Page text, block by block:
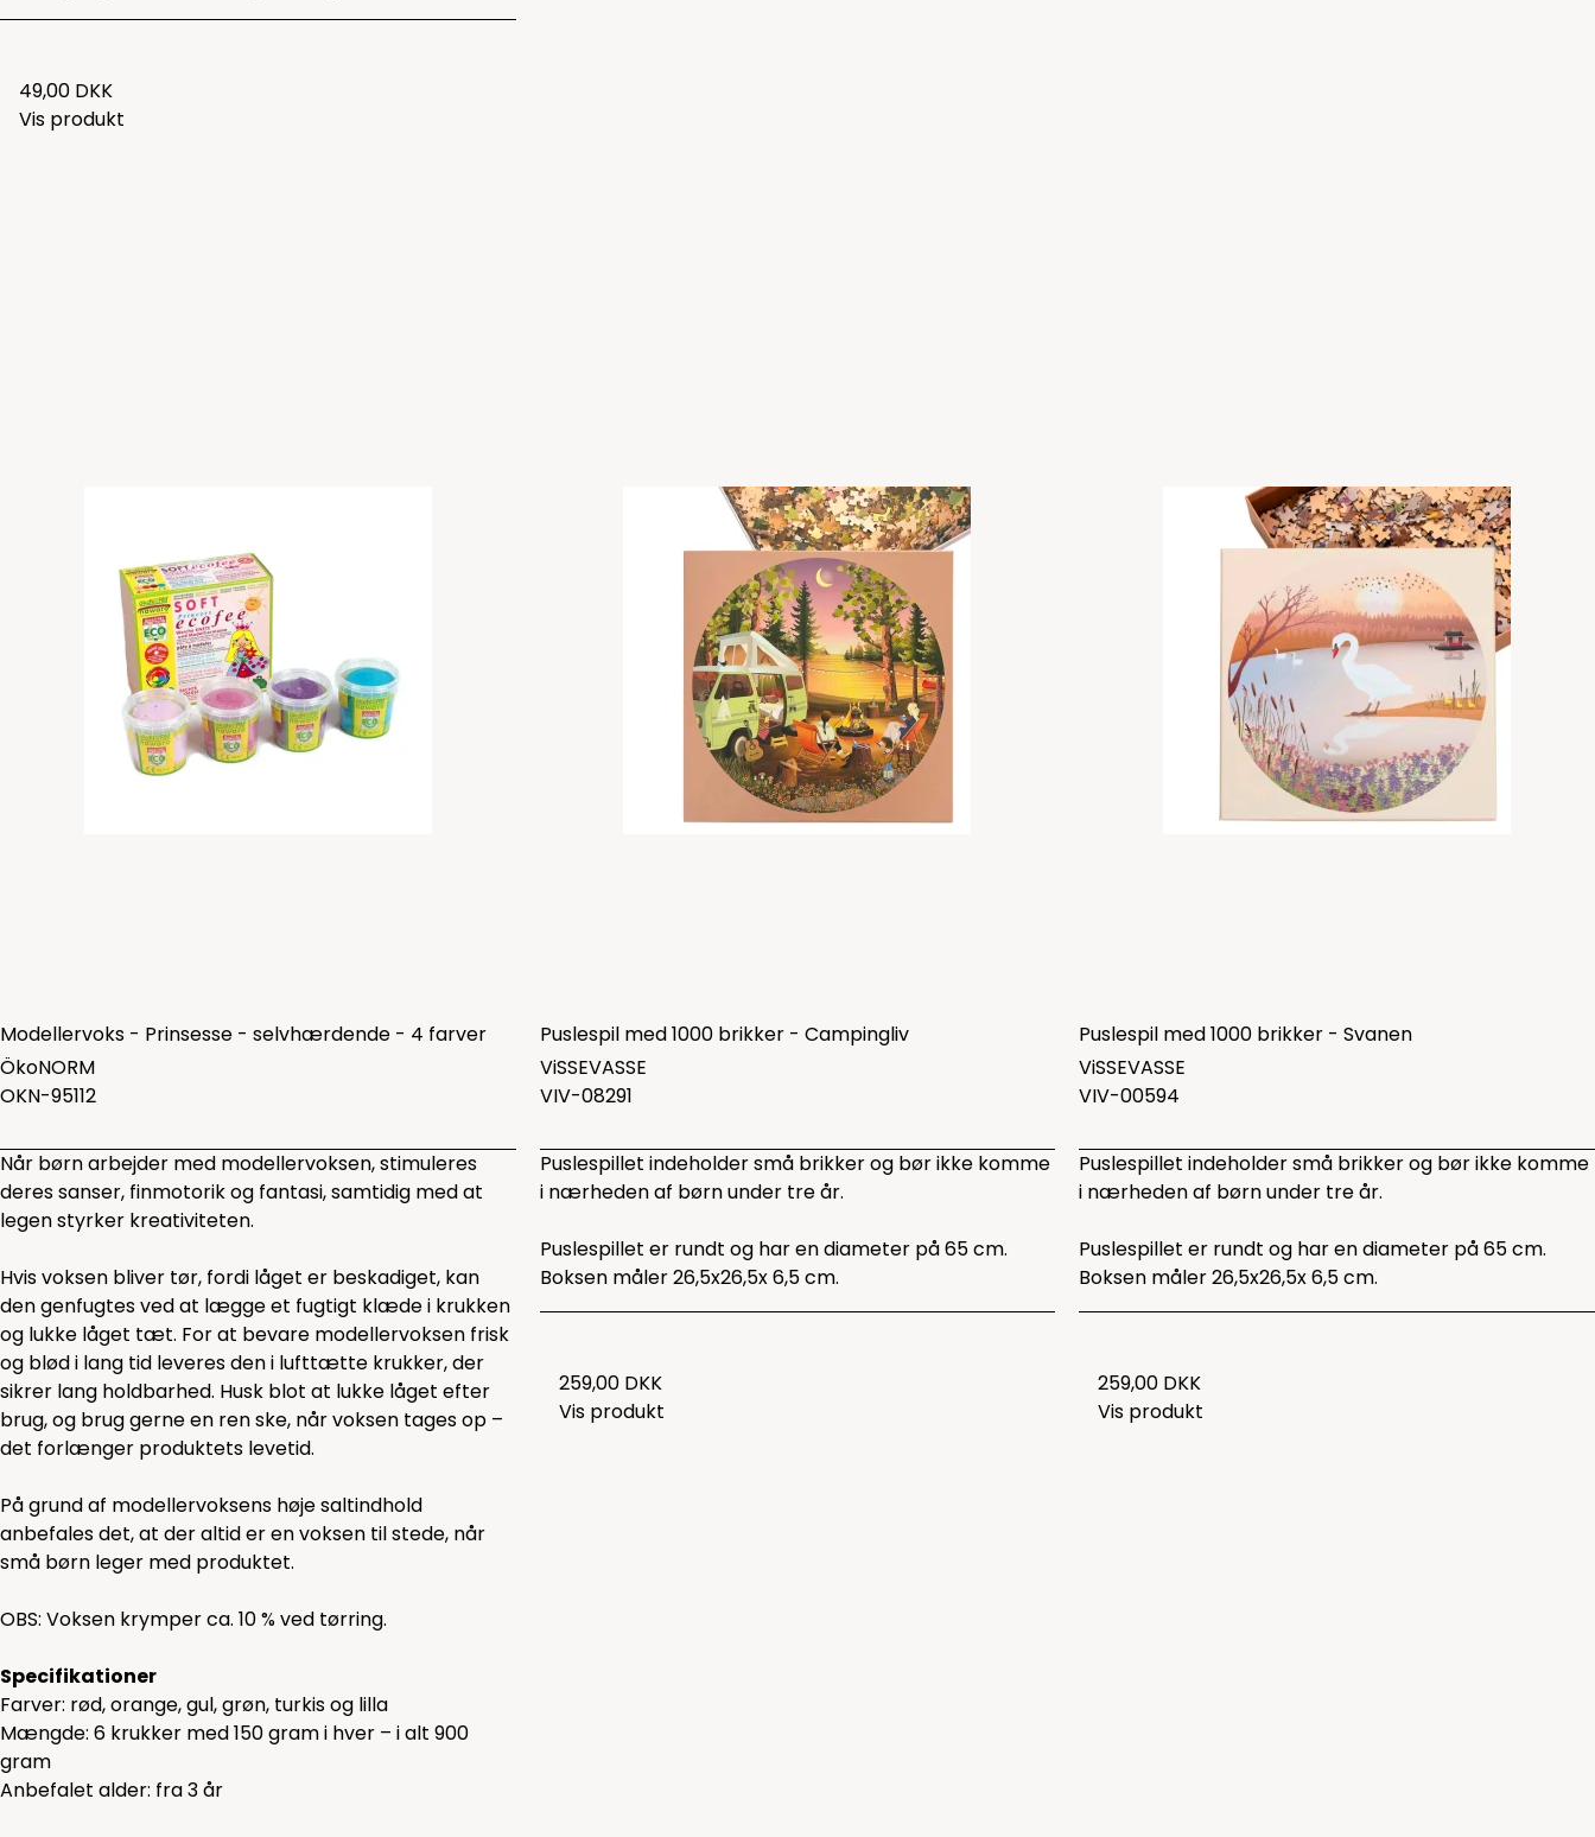
49,00 DKK
Vis produkt
Modellervoks - Prinsesse - selvhærdende - 4 farver
ÖkoNORM
OKN-95112
Når børn arbejder med modellervoksen, stimuleres
deres sanser, finmotorik og fantasi, samtidig med at
legen styrker kreativiteten.
Hvis voksen bliver tør, fordi låget er beskadiget, kan
den genfugtes ved at lægge et fugtigt klæde i krukken
og lukke låget tæt. For at bevare modellervoksen frisk
og blød i lang tid leveres den i lufttætte krukker, der
sikrer lang holdbarhed. Husk blot at lukke låget efter
brug, og brug gerne en ren ske, når voksen tages op –
det forlænger produktets levetid.
På grund af modellervoksens høje saltindhold
anbefales det, at der altid er en voksen til stede, når
små børn leger med produktet.
OBS: Voksen krymper ca. 10 % ved tørring.
Specifikationer
Farver: rød, orange, gul, grøn, turkis og lilla
Mængde: 6 krukker med 150 gram i hver – i alt 900
gram
Anbefalet alder: fra 3 år
Puslespil med 1000 brikker - Campingliv
ViSSEVASSE
VIV-08291
Puslespillet indeholder små brikker og bør ikke komme
i nærheden af børn under tre år.
Puslespillet er rundt og har en diameter på 65 cm.
Boksen måler 26,5x26,5x 6,5 cm.
259,00 DKK
Vis produkt
Puslespil med 1000 brikker - Svanen
ViSSEVASSE
VIV-00594
Puslespillet indeholder små brikker og bør ikke komme
i nærheden af børn under tre år.
Puslespillet er rundt og har en diameter på 65 cm.
Boksen måler 26,5x26,5x 6,5 cm.
259,00 DKK
Vis produkt